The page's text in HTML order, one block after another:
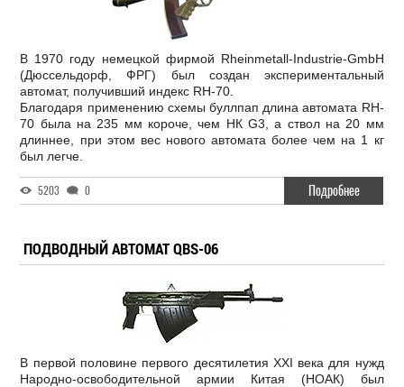
В 1970 году немецкой фирмой Rheinmetall-Industrie-GmbH
(Дюссельдорф, ФРГ) был создан экспериментальный
автомат, получивший индекс RH-70.
Благодаря применению схемы буллпап длина автомата RH-
70 была на 235 мм короче, чем НК G3, а ствол на 20 мм
длиннее, при этом вес нового автомата более чем на 1 кг
был легче.
5203 0 Подробнее
ПОДВОДНЫЙ АВТОМАТ QBS-06
В первой половине первого десятилетия XXI века для нужд
Народно-освободительной армии Китая (НОАК) был